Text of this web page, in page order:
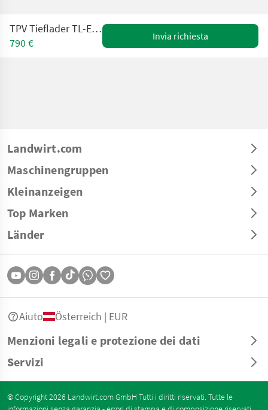
TPV Tieflader TL-EU2 mit Stützrad
790 €
Invia richiesta
Landwirt.com
Maschinengruppen
Kleinanzeigen
Top Marken
Länder
Menzioni legali e protezione dei dati
Servizi
Aiuto Österreich | EUR
© Copyright 2026 Landwirt.com GmbH Tutti i diritti riservati. Tutte le